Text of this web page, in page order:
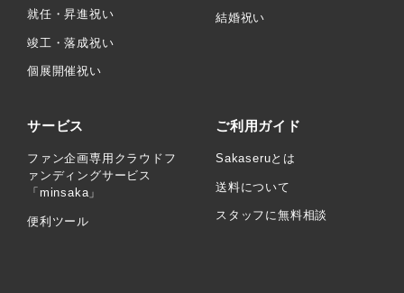
就任・昇進祝い
竣工・落成祝い
個展開催祝い
結婚祝い
サービス
ファン企画専用クラウドフ
ァンディングサービス
「minsaka」
便利ツール
ご利用ガイド
Sakaseruとは
送料について
スタッフに無料相談